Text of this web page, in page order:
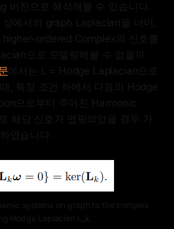
버전으로 해석해볼 수 있습니다.
상에서의 graph Laplacian을 너머,
higher-ordered Complex의 신호를
으로 모델링해볼 수 없을까
에서는 L = Hodge Laplacian으로
, 특정 조건 하에서 다음의 Hodge
으로부터 주어진 Harmonic
해당 신호가 맵핑되었을 경우 가
였습니다.
systems on graph to the complex
Hodge Laplacian L_k.